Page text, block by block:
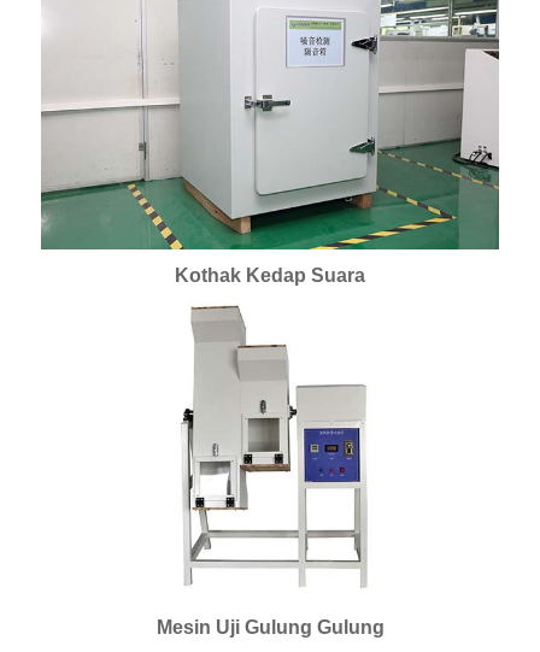
Kothak Kedap Suara
Mesin Uji Gulung Gulung